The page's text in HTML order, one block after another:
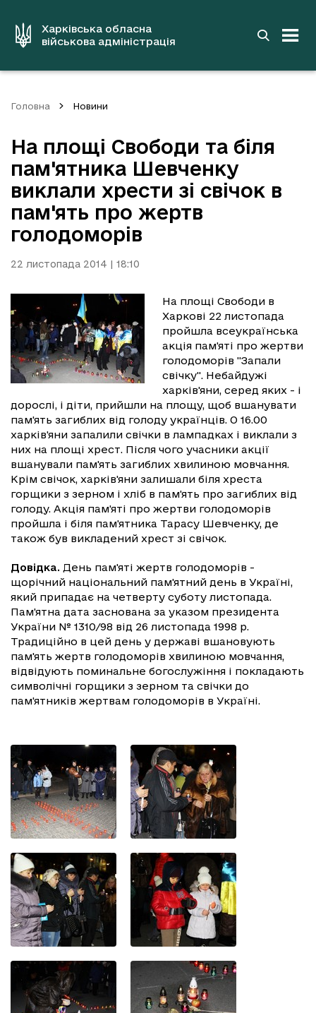
вмістуХарківська обласна
військова адміністрація
Головна Новини
На площі Свободи та біля
пам'ятника Шевченку
виклали хрести зі свічок в
пам'ять про жертв
голодоморів
22 листопада 2014 | 18:10
На площі Свободи в
Харкові 22 листопада
пройшла всеукраїнська
акція пам'яті про жертви
голодоморів "Запали
свічку". Небайдужі
харків'яни, серед яких - і
дорослі, і діти, прийшли на площу, щоб вшанувати
пам'ять загиблих від голоду українців. О 16.00
харків'яни запалили свічки в лампадках і виклали з
них на площі хрест. Після чого учасники акції
вшанували пам'ять загиблих хвилиною мовчання.
Крім свічок, харків'яни залишали біля хреста
горщики з зерном і хліб в пам'ять про загиблих від
голоду. Акція пам'яті про жертви голодоморів
пройшла і біля пам'ятника Тарасу Шевченку, де
також був викладений хрест зі свічок.
Довідка. День пам'яті жертв голодоморів -
щорічний національний пам'ятний день в Україні,
який припадає на четверту суботу листопада.
Пам'ятна дата заснована за указом президента
України № 1310/98 від 26 листопада 1998 р.
Традиційно в цей день у державі вшановують
пам'ять жертв голодоморів хвилиною мовчання,
відвідують поминальне богослужіння і покладають
символічні горщики з зерном та свічки до
пам'ятників жертвам голодоморів в Україні.